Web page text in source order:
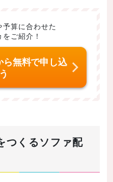
算に合わせた
ご紹介！
ら無料で申し込
つくるソファ配